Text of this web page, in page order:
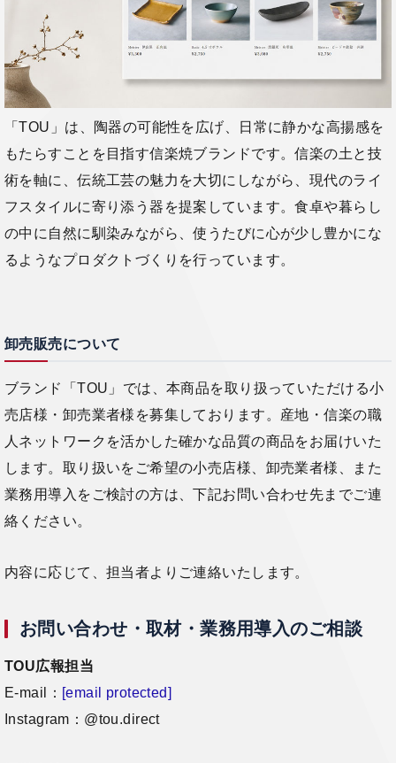
「TOU」は、陶器の可能性を広げ、日常に静かな高揚感を
もたらすことを目指す信楽焼ブランドです。信楽の土と技
術を軸に、伝統工芸の魅力を大切にしながら、現代のライ
フスタイルに寄り添う器を提案しています。食卓や暮らし
の中に自然に馴染みながら、使うたびに心が少し豊かにな
るようなプロダクトづくりを行っています。
卸売販売について
ブランド「TOU」では、本商品を取り扱っていただける小
売店様・卸売業者様を募集しております。産地・信楽の職
人ネットワークを活かした確かな品質の商品をお届けいた
します。取り扱いをご希望の小売店様、卸売業者様、また
業務用導入をご検討の方は、下記お問い合わせ先までご連
絡ください。
内容に応じて、担当者よりご連絡いたします。
お問い合わせ・取材・業務用導入のご相談
TOU広報担当
E-mail：
[email protected]
Instagram：@tou.direct